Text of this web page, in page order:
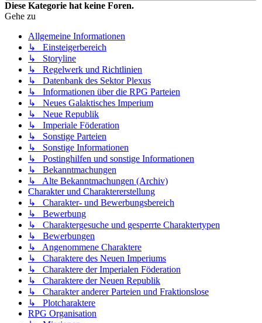
Diese Kategorie hat keine Foren.
Gehe zu
Allgemeine Informationen
↳ Einsteigerbereich
↳ Storyline
↳ Regelwerk und Richtlinien
↳ Datenbank des Sektor Plexus
↳ Informationen über die RPG Parteien
↳ Neues Galaktisches Imperium
↳ Neue Republik
↳ Imperiale Föderation
↳ Sonstige Parteien
↳ Sonstige Informationen
↳ Postinghilfen und sonstige Informationen
↳ Bekanntmachungen
↳ Alte Bekanntmachungen (Archiv)
Charakter und Charaktererstellung
↳ Charakter- und Bewerbungsbereich
↳ Bewerbung
↳ Charaktergesuche und gesperrte Charaktertypen
↳ Bewerbungen
↳ Angenommene Charaktere
↳ Charaktere des Neuen Imperiums
↳ Charaktere der Imperialen Föderation
↳ Charaktere der Neuen Republik
↳ Charakter anderer Parteien und Fraktionslose
↳ Plotcharaktere
RPG Organisation